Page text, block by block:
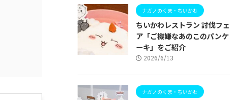
ナガノのくま・ちいかわ
ちいかわレストラン 討伐フェ
ア「ご機嫌なあのこのパンケ
ーキ」をご紹介
2026/6/13
ナガノのくま・ちいかわ